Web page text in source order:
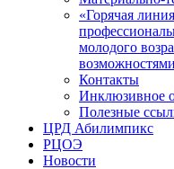
«Горячая
молодого
Контакты
Инклюзивное
Полезные
ЦРД Абилимпикс
РЦОЭ
Новости